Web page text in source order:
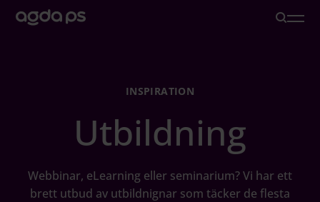
Branscher och Roller
Löneoutsourcing
INSPIRATION
Utbildning
Webbinar, eLearning eller seminarium? Vi har ett
brett utbud av utbildnignar som täcker de flesta